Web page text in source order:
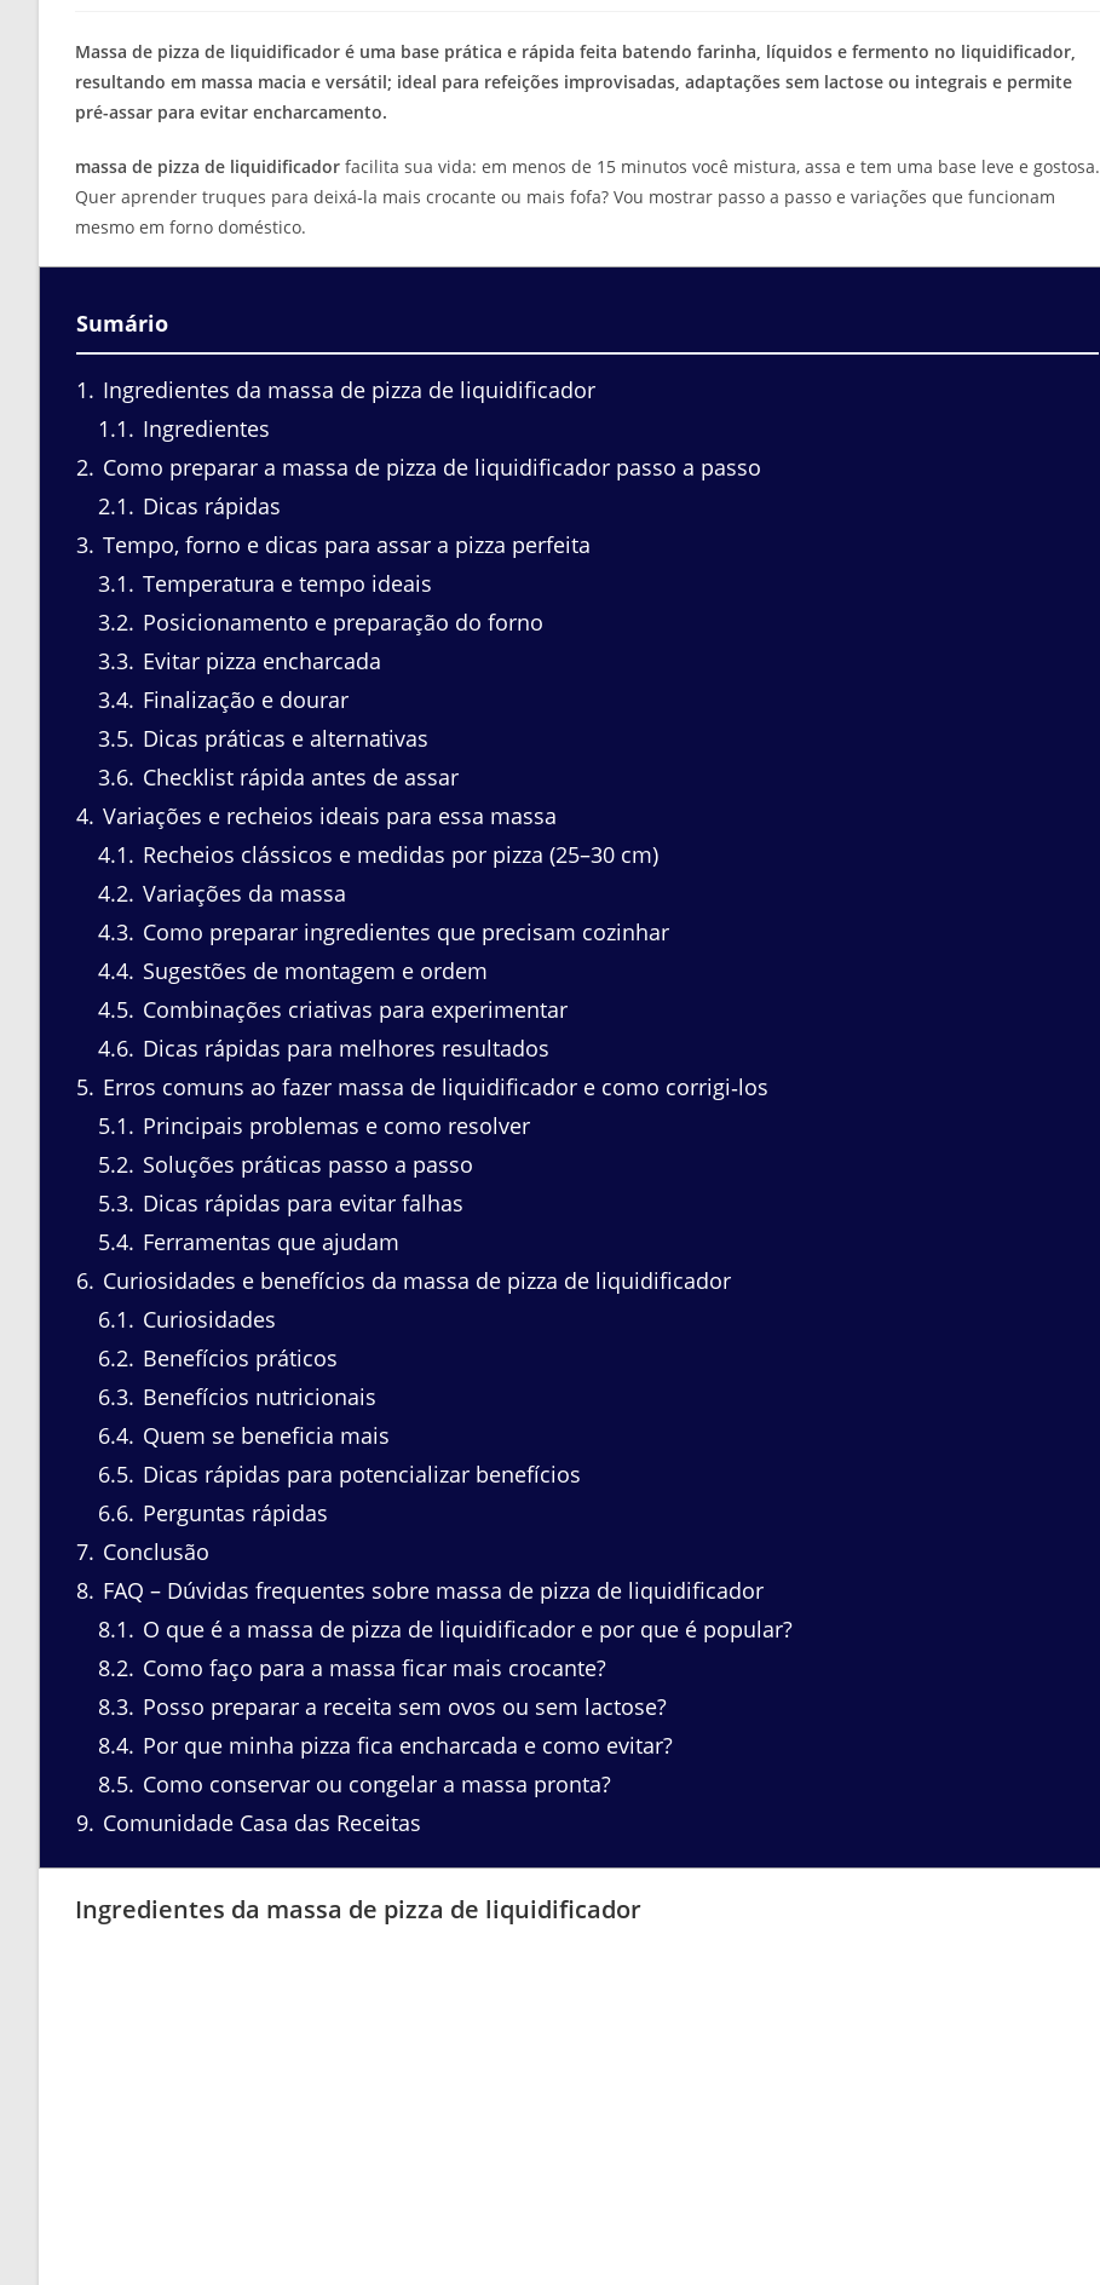
Massa de pizza de liquidificador é uma base prática e rápida feita batendo farinha, líquidos e fermento no liquidificador,
resultando em massa macia e versátil; ideal para refeições improvisadas, adaptações sem lactose ou integrais e permite
pré-assar para evitar encharcamento.
massa de pizza de liquidificador facilita sua vida: em menos de 15 minutos você mistura, assa e tem uma base leve e gostosa.
Quer aprender truques para deixá‑la mais crocante ou mais fofa? Vou mostrar passo a passo e variações que funcionam
mesmo em forno doméstico.
Sumário
1
Ingredientes da massa de pizza de liquidificador
1.1
Ingredientes
2 Como preparar a massa de pizza de liquidificador passo a passo
2.1
Dicas rápidas
3 Tempo, forno e dicas para assar a pizza perfeita
3.1
Temperatura e tempo ideais
3.2 Posicionamento e preparação do forno
3.3 Evitar pizza encharcada
3.4 Finalização e dourar
3.5 Dicas práticas e alternativas
3.6 Checklist rápida antes de assar
4 Variações e recheios ideais para essa massa
4.1
Recheios clássicos e medidas por pizza (25–30 cm)
4.2 Variações da massa
4.3 Como preparar ingredientes que precisam cozinhar
4.4 Sugestões de montagem e ordem
4.5 Combinações criativas para experimentar
4.6 Dicas rápidas para melhores resultados
5 Erros comuns ao fazer massa de liquidificador e como corrigi‑los
5.1
Principais problemas e como resolver
5.2 Soluções práticas passo a passo
5.3 Dicas rápidas para evitar falhas
5.4 Ferramentas que ajudam
6 Curiosidades e benefícios da massa de pizza de liquidificador
6.1
Curiosidades
6.2 Benefícios práticos
6.3 Benefícios nutricionais
6.4 Quem se beneficia mais
6.5 Dicas rápidas para potencializar benefícios
6.6 Perguntas rápidas
7 Conclusão
8 FAQ – Dúvidas frequentes sobre massa de pizza de liquidificador
8.1
O que é a massa de pizza de liquidificador e por que é popular?
8.2 Como faço para a massa ficar mais crocante?
8.3 Posso preparar a receita sem ovos ou sem lactose?
8.4 Por que minha pizza fica encharcada e como evitar?
8.5 Como conservar ou congelar a massa pronta?
9 Comunidade Casa das Receitas
Ingredientes da massa de pizza de liquidificador